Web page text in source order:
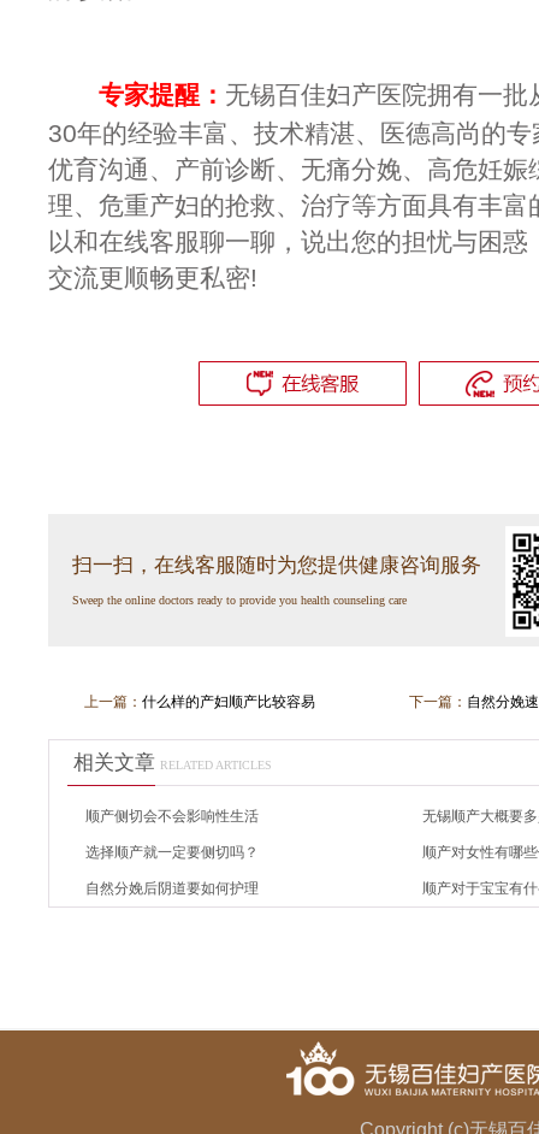
专家提醒： 无锡百佳妇产医院拥有一批
30年的经验丰富、技术精湛、医德高尚的
优育沟通、产前诊断、无痛分娩、高危妊娠
理、危重产妇的抢救、治疗等方面具有丰富
以和在线客服聊一聊，说出您的担忧与困
交流更顺畅更私密!
扫一扫，在线客服随时为您提供健康咨询服务
Sweep the online doctors ready to provide you health counseling care
上一篇： 什么样的产妇顺产比较容易 下一篇： 自然分娩
相关文章 RELATED ARTICLES
顺产侧切会不会影响性生活 无锡顺产大概要
选择顺产就一定要侧切吗？ 顺产对女性有哪
自然分娩后阴道要如何护理 顺产对于宝宝有
Copyright (c)无锡百